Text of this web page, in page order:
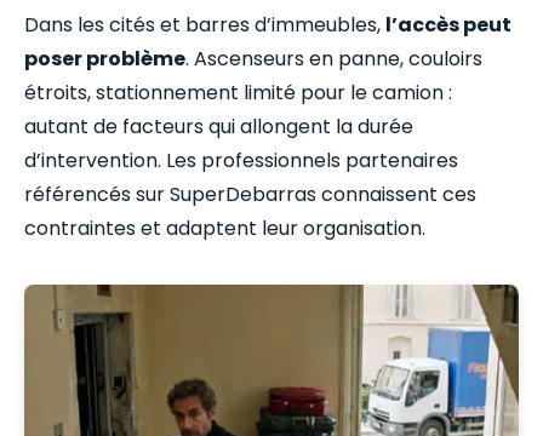
Dans les cités et barres d’immeubles, l’accès peut
poser problème. Ascenseurs en panne, couloirs
étroits, stationnement limité pour le camion :
autant de facteurs qui allongent la durée
d’intervention. Les professionnels partenaires
référencés sur SuperDebarras connaissent ces
contraintes et adaptent leur organisation.